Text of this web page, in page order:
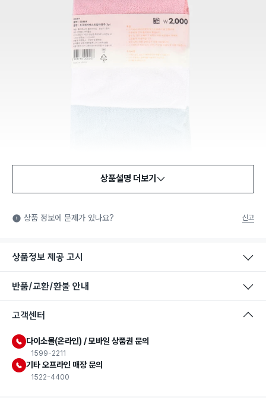
상품설명 더보기
상품 정보에 문제가 있나요? 신고
상품정보 제공 고시
반품/교환/환불 안내
고객센터
다이소몰(온라인) / 모바일 상품권 문의
1599-2211
기타 오프라인 매장 문의
1522-4400